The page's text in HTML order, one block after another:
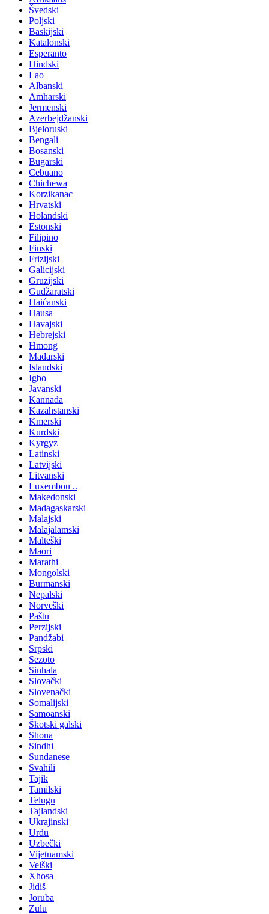
Švedski
Poljski
Baskijski
Katalonski
Esperanto
Hindski
Lao
Albanski
Amharski
Jermenski
Azerbejdžanski
Bjeloruski
Bengali
Bosanski
Bugarski
Cebuano
Chichewa
Korzikanac
Hrvatski
Holandski
Estonski
Filipino
Finski
Frizijski
Galicijski
Gruzijski
Gudžaratski
Haićanski
Hausa
Havajski
Hebrejski
Hmong
Mađarski
Islandski
Igbo
Javanski
Kannada
Kazahstanski
Kmerski
Kurdski
Kyrgyz
Latinski
Latvijski
Litvanski
Luxembou ..
Makedonski
Madagaskarski
Malajski
Malajalamski
Malteški
Maori
Marathi
Mongolski
Burmanski
Nepalski
Norveški
Paštu
Perzijski
Pandžabi
Srpski
Sezoto
Sinhala
Slovački
Slovenački
Somalijski
Samoanski
Škotski galski
Shona
Sindhi
Sundanese
Svahili
Tajik
Tamilski
Telugu
Tajlandski
Ukrajinski
Urdu
Uzbečki
Vijetnamski
Velški
Xhosa
Jidiš
Joruba
Zulu